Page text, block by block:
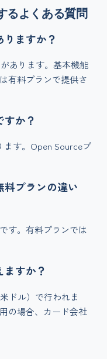
るよくある質問
りますか？
あります。基本機能
有料プランで提供さ
すか？
ます。Open Sourceプ
料プランの違い
す。有料プランでは
ますか？
ドル）で行われま
の場合、カード会社